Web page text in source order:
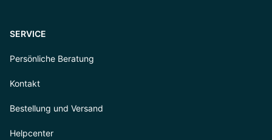
SERVICE
Persönliche Beratung
Kontakt
Bestellung und Versand
Helpcenter